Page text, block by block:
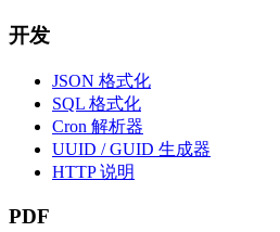
开发
JSON 格式化
SQL 格式化
Cron 解析器
UUID / GUID 生成器
HTTP 说明
PDF